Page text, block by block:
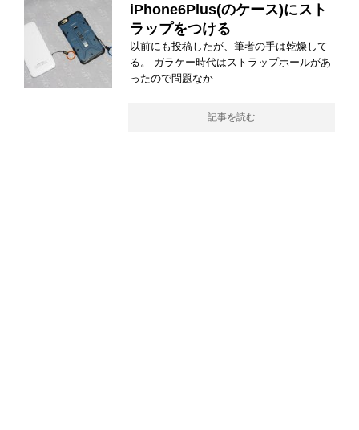
iPhone6Plus(のケース)にスト
ラップをつける
以前にも投稿したが、筆者の手は乾燥して
る。 ガラケー時代はストラップホールがあ
ったので問題なか
記事を読む